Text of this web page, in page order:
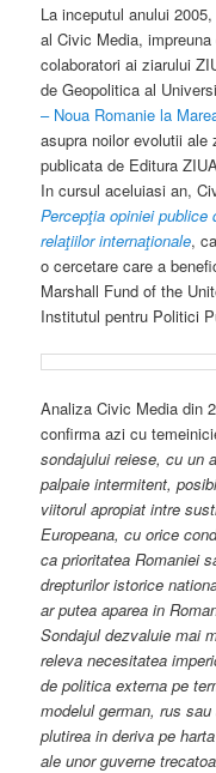
La inceputul anului
al Civic Media,
colaboratori ai ziarului
de Geopolitica al
– Noua Romanie la
asupra noilor evolutii ale
publicata de Editura
In cursul aceluiasi an,
Percepţia opiniei
relaţiilor internaţionale,
o cercetare care a
Marshall Fund of the
Institutul pentru Politici
Analiza Civic Media din
confirma azi cu
sondajului reiese, cu un
palpaie intermitent,
viitorul apropiat intre
Europeana, cu orice
ca prioritatea Romaniei
drepturilor istorice
ar putea aparea in
Sondajul dezvaluie mai
releva necesitatea
de politica externa pe
modelul german, rus
plutirea in deriva pe
ale unor guverne